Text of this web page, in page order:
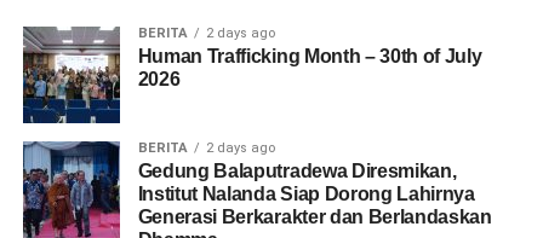
BERITA 2 days ago
Human Trafficking Month – 30th of July
2026
BERITA 2 days ago
Gedung Balaputradewa Diresmikan,
Institut Nalanda Siap Dorong Lahirnya
Generasi Berkarakter dan Berlandaskan